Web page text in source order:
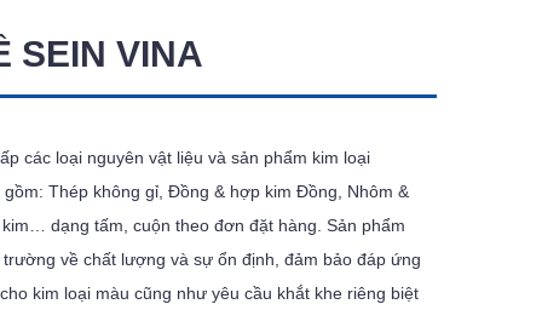
SEIN VINA
các loại nguyên vật liệu và sản phẩm kim loại
Thép không gỉ, Đồng & hợp kim Đồng, Nhôm &
dạng tấm, cuộn theo đơn đặt hàng. Sản phẩm
trường về chất lượng và sự ổn định, đảm bảo đáp ứng
kim loại màu cũng như yêu cầu khắt khe riêng biệt